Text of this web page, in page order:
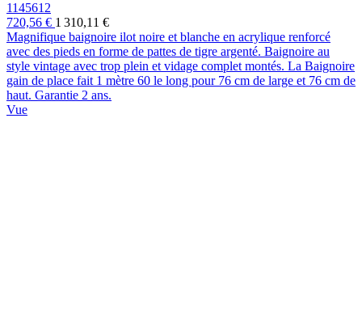
1145612
720,56 € 1 310,11 €
Magnifique baignoire ilot noire et blanche en acrylique renforcé
avec des pieds en forme de pattes de tigre argenté. Baignoire au
style vintage avec trop plein et vidage complet montés. La Baignoire
gain de place fait 1 mètre 60 le long pour 76 cm de large et 76 cm de
haut. Garantie 2 ans.
Vue